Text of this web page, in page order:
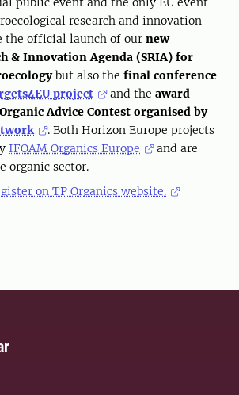
research and innovation
official launch of our new
& Innovation Agenda (SRIA) for
but also the final conference
project and theaward
Advice Contest organised by
. Both Horizon Europe projects
IFOAM Organics Europe
and are
organic sector.
on TP Organics website.